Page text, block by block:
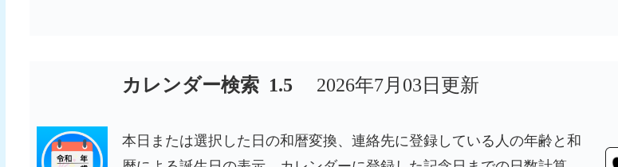
カレンダー検索 1.5 2026年7月03日更新
本日または選択した日の和暦変換、連絡先に登録している人の年齢と和